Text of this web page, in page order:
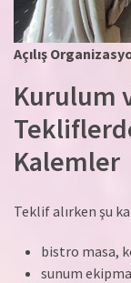
Açılış
Kurulum
Kalemler
Teklif alırken şu
bistro masa,
sunum